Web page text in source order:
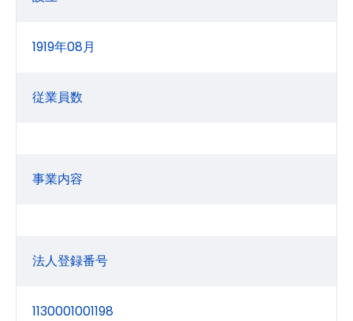
1919年08月
従業員数
事業内容
法人登録番号
1130001001198